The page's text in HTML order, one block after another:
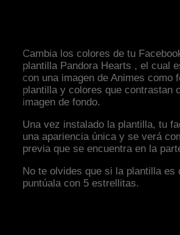
Cambia los colores de tu
plantilla Pandora Hearts , el cual
con una imagen de Animes como
plantilla y colores que contrastan
imagen de fondo.
Una vez instalado la plantilla, tu
una apariencia única y se verá
previa que se encuentra en la
No te olvides que si la plantilla es
puntúala con 5 estrellitas.